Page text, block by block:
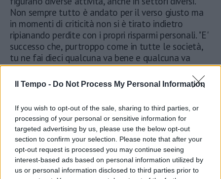
Il Tempo - Do Not Process My Personal Information
If you wish to opt-out of the sale, sharing to third parties, or
processing of your personal or sensitive information for
targeted advertising by us, please use the below opt-out
section to confirm your selection. Please note that after your
opt-out request is processed you may continue seeing
interest-based ads based on personal information utilized by
us or personal information disclosed to third parties prior to
Non sempre tutto è andato per il verso giusto ma
in momenti di criticità non si è tirato indietro
ripianando perdite con i propri risparmi personali. "E'
successo che, purtroppo come in tutte le società,
tu ne fai dieci qualcuna va bene e qualcuna va
male. E' successo che in un caso specifico ho messo
quasi un milione di euro di tasca mia per non far
perdere agli altri soci piccoli che avevano investito
con me i loro soldi. Quindi, succede, fa parte del
business. La cosa importante è cercare di essere
onesti e cercare di fare le cose al meglio in cui si
possono fare. Poi gli errori accadono, fa parte
anche dei venture capital che investendo in dieci
aziende sanno già che sette vanno male, due così
così e una ripaga tutto l'investimento".